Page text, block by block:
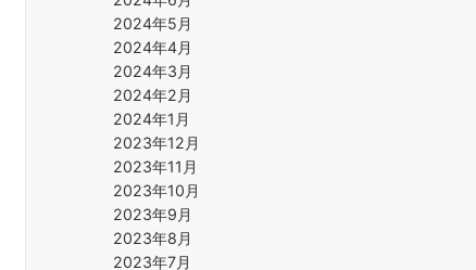
2024年5月
2024年4月
2024年3月
2024年2月
2024年1月
2023年12月
2023年11月
2023年10月
2023年9月
2023年8月
2023年7月